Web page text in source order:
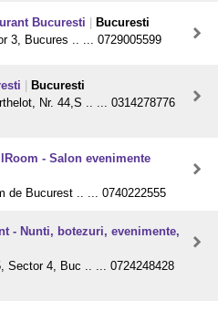
Bucuresti
Bucuresti
3, Bucures .. ... 0729005599
Bucuresti
Nr. 44,S .. ... 0314278776
- Salon evenimente
de Bucurest .. ... 0740222555
- Nunti, botezuri, evenimente,
Sector 4, Buc .. ... 0724248428